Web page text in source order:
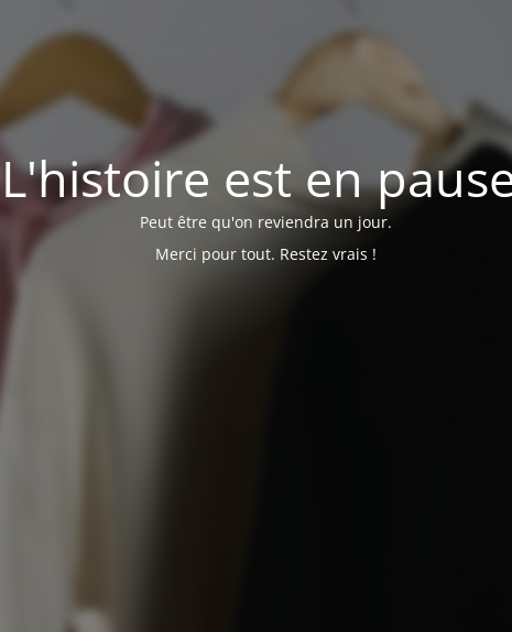
L'histoire est en
Peut être qu'on reviendra un jour.
Merci pour tout. Restez vrais !